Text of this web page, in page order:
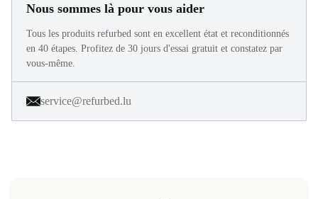
Nous sommes là pour vous aider
Tous les produits refurbed sont en excellent état et reconditionnés
en 40 étapes. Profitez de 30 jours d'essai gratuit et constatez par
vous-même.
service@refurbed.lu